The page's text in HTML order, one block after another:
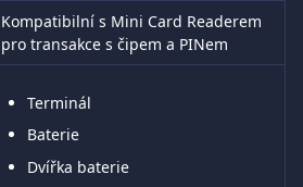
Kompatibilní s Mini Card Readerem
pro transakce s čipem a PINem
Terminál
Baterie
Dvířka baterie